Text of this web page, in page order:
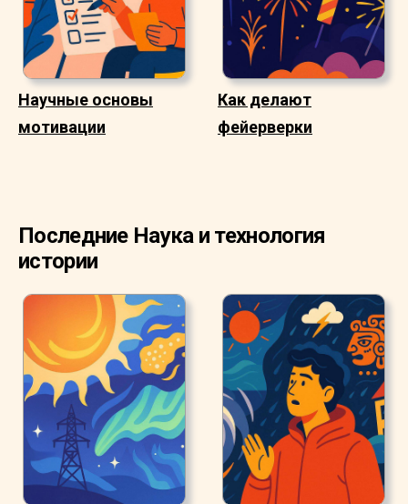
Научные основы
мотивации
Как делают
фейерверки
Последние Наука и технология
истории